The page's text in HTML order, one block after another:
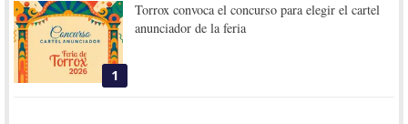
1
Torrox convoca el concurso para elegir el cartel
anunciador de la feria